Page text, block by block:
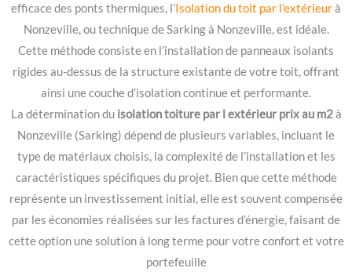
efficace des ponts thermiques, l’Isolation du toit par l’extérieurà
Nonzeville, ou technique de Sarking à Nonzeville, est idéale.
Cette méthode consiste en l’installation de panneaux isolants
rigides au-dessus de la structure existante de votre toit, offrant
ainsi une couche d’isolation continue et performante.
La détermination du isolation toiture par l extérieur prix au m2à
Nonzeville (Sarking) dépend de plusieurs variables, incluant le
type de matériaux choisis, la complexité de l’installation et les
caractéristiques spécifiques du projet. Bien que cette méthode
représente un investissement initial, elle est souvent compensée
par les économies réalisées sur les factures d’énergie, faisant de
cette option une solution à long terme pour votre confort et votre
portefeuille